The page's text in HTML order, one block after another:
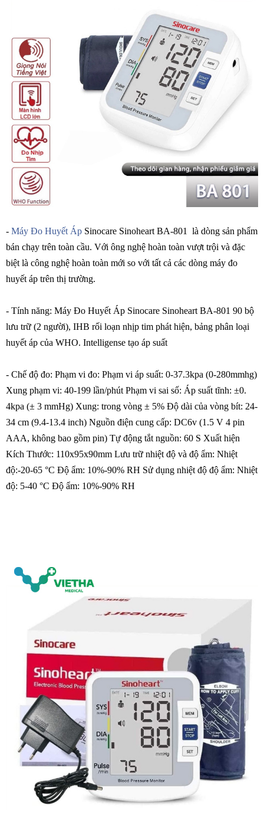
- Máy Đo Huyết Áp Sinocare Sinoheart BA-801 là dòng sản phẩm
bán chạy trên toàn cầu. Với ông nghệ hoàn toàn vượt trội và đặc
biệt là công nghệ hoàn toàn mới so với tất cả các dòng máy đo
huyết áp trên thị trường.
- Tính năng: Máy Đo Huyết Áp Sinocare Sinoheart BA-801 90 bộ
lưu trữ (2 người), IHB rối loạn nhịp tim phát hiện, bảng phân loại
huyết áp của WHO. Intelligense tạo áp suất
- Chế độ đo: Phạm vi đo: Phạm vi áp suất: 0-37.3kpa (0-280mmhg)
Xung phạm vi: 40-199 lần/phút Phạm vi sai số: Áp suất tĩnh: ±0.
4kpa (± 3 mmHg) Xung: trong vòng ± 5% Độ dài của vòng bít: 24-
34 cm (9.4-13.4 inch) Nguồn điện cung cấp: DC6v (1.5 V 4 pin
AAA, không bao gồm pin) Tự động tắt nguồn: 60 S Xuất hiện
Kích Thước: 110x95x90mm Lưu trữ nhiệt độ và độ ẩm: Nhiệt
độ:-20-65 °C Độ ẩm: 10%-90% RH Sử dụng nhiệt độ độ ẩm: Nhiệt
độ: 5-40 °C Độ ẩm: 10%-90% RH